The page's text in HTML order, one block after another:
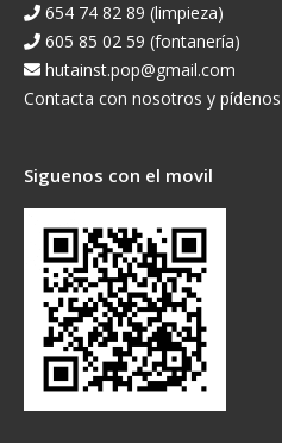
654 74 82 89 (limpieza)
605 85 02 59 (fontanería)
hutainst.pop@gmail.com
Contacta con nosotros y
Siguenos con el movil